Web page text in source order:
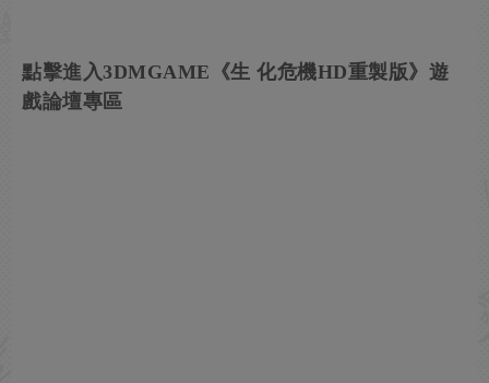
點擊進入3DMGAME《生 化危機HD重製版》遊
戲論壇專區